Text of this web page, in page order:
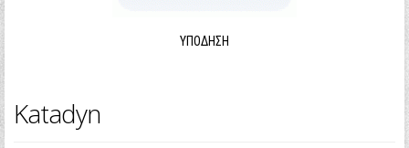
ΥΠΌΔΗΣΗ
Katadyn